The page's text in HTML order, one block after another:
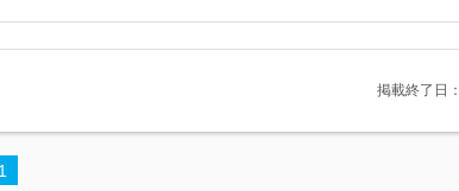
掲載終了日：
1